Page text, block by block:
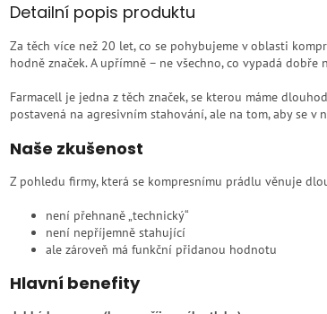
Detailní popis produktu
Za těch více než 20 let, co se pohybujeme v oblasti
hodně značek. A upřímně – ne všechno, co vypadá
Farmacell je jedna z těch značek, se kterou máme
postavená na agresivním stahování, ale na tom, aby se
Naše zkušenost
Z pohledu firmy, která se kompresnímu prádlu věnuje
není přehnaně „technický“
není nepříjemně stahující
ale zároveň má funkční přidanou hodnotu
Hlavní benefity